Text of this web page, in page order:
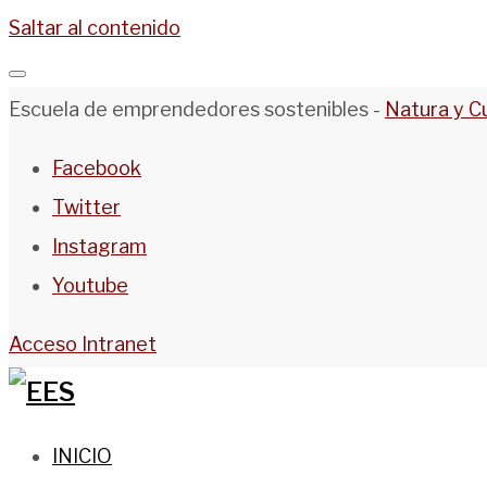
Saltar al contenido
Escuela de emprendedores sostenibles - Natura y
Facebook
Twitter
Instagram
Youtube
Acceso Intranet
INICIO